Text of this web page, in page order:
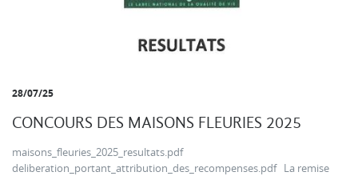
28/07/25
CONCOURS DES MAISONS FLEURIES 2025
maisons_fleuries_2025_resultats.pdf
deliberation_portant_attribution_des_recompenses.pdf La remise